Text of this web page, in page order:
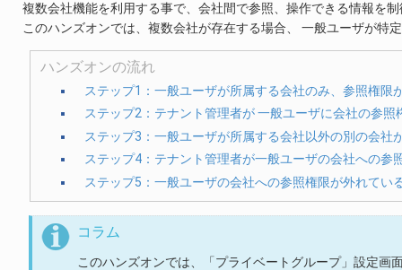
複数会社機能を利用する事で、会社間で参照、操作できる情報を
このハンズオンでは、複数会社が存在する場合、 一般ユーザが特
ハンズオンの流れ
ステップ1：一般ユーザが所属する会社のみ、参照権限
ステップ2：テナント管理者が 一般ユーザに会社の参照
ステップ3：一般ユーザが所属する会社以外の別の会社
ステップ4：テナント管理者が一般ユーザの会社への参
ステップ5：一般ユーザの会社への参照権限が外れてい
コラム
このハンズオンでは、「プライベートグループ」設定